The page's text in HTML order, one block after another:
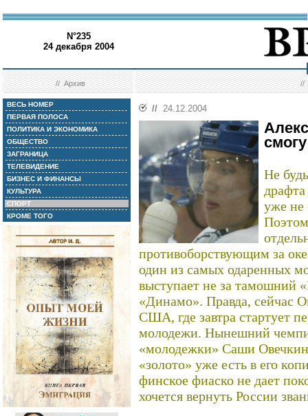
N°235
24 декабря 2004
//Архив //
ВЕСЬ НОМЕР
ПЕРВАЯ ПОЛОСА
ПОЛИТИКА И ЭКОНОМИКА
ОБЩЕСТВО
ЗАГРАНИЦА
ТЕЛЕВИДЕНИЕ
БИЗНЕС И ФИНАНСЫ
КУЛЬТУРА
СПОРТ
КРОМЕ ТОГО
// 24.12.2004
Не
уже не
противоборствующим за
один из самых одаренных
выступает не за тамошний
«Динамо». Правда, сейчас
США, где завтра стартует
молодежи. Нынешний
«молодежки» Саши
«золото» уже есть в его
финское фиаско не дает
хочется вернуть России